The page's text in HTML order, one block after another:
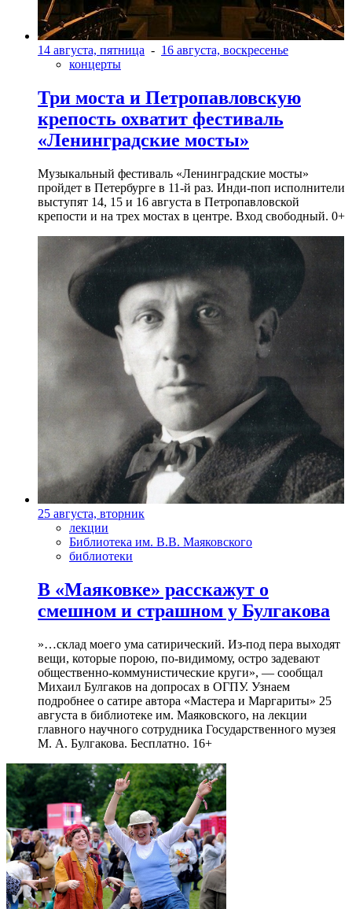
14 августа, пятница - 16 августа, воскресенье
концерты
Три моста и Петропавловскую
крепость охватит фестиваль
«Ленинградские мосты»
Музыкальный фестиваль «Ленинградские мосты»
пройдет в Петербурге в 11-й раз. Инди-поп исполнители
выступят 14, 15 и 16 августа в Петропавловской
крепости и на трех мостах в центре. Вход свободный. 0+
25 августа, вторник
лекции
Библиотека им. В.В. Маяковского
библиотеки
В «Маяковке» расскажут о
смешном и страшном у Булгакова
»…склад моего ума сатирический. Из-под пера выходят
вещи, которые порою, по-видимому, остро задевают
общественно-коммунистические круги», — сообщал
Михаил Булгаков на допросах в ОГПУ. Узнаем
подробнее о сатире автора «Мастера и Маргариты» 25
августа в библиотеке им. Маяковского, на лекции
главного научного сотрудника Государственного музея
М. А. Булгакова. Бесплатно. 16+